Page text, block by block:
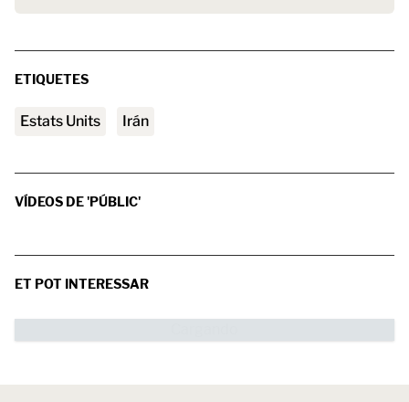
ETIQUETES
Estats Units Irán
VÍDEOS DE 'PÚBLIC'
ET POT INTERESSAR